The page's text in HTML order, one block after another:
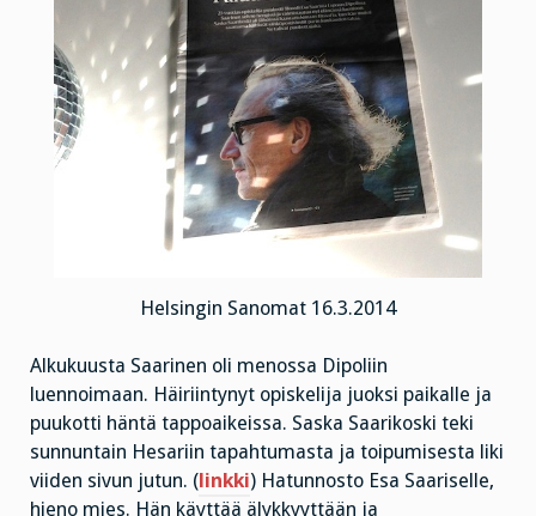
Helsingin Sanomat 16.3.2014
Alkukuusta Saarinen oli menossa Dipoliin
luennoimaan. Häiriintynyt opiskelija juoksi paikalle ja
puukotti häntä tappoaikeissa. Saska Saarikoski teki
sunnuntain Hesariin tapahtumasta ja toipumisesta liki
viiden sivun jutun. ( linkki) Hatunnosto Esa Saariselle,
hieno mies. Hän käyttää älykkyyttään ja